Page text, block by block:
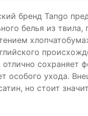
бренд Tango
белья из твила,
сохраняет
особого ухода.
но стоит